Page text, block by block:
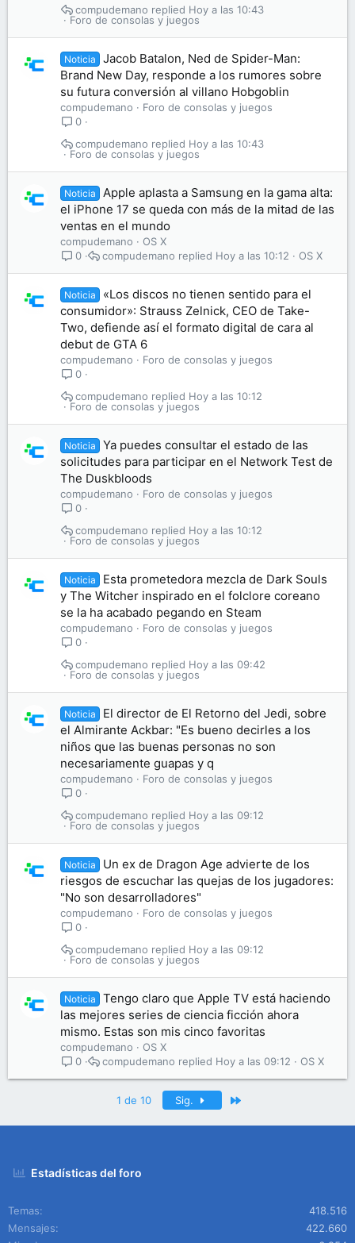
Foro de consolas y juegos
Hoy a las 10:43
compudemano
Noticia
Jacob Batalon, Ned de Spider-Man:
Brand New Day, responde a los rumores sobre
su futura conversión al villano Hobgoblin
compudemano
Foro de consolas y juegos
0
Foro de consolas y juegos
Hoy a las 10:43
compudemano
Noticia
Apple aplasta a Samsung en la gama alta:
el iPhone 17 se queda con más de la mitad de las
ventas en el mundo
compudemano
OS X
0
OS X
Hoy a las 10:12
compudemano
Noticia
«Los discos no tienen sentido para el
consumidor»: Strauss Zelnick, CEO de Take-
Two, defiende así el formato digital de cara al
debut de GTA 6
compudemano
Foro de consolas y juegos
0
Foro de consolas y juegos
Hoy a las 10:12
compudemano
Noticia
Ya puedes consultar el estado de las
solicitudes para participar en el Network Test de
The Duskbloods
compudemano
Foro de consolas y juegos
0
Foro de consolas y juegos
Hoy a las 10:12
compudemano
Noticia
Esta prometedora mezcla de Dark Souls
y The Witcher inspirado en el folclore coreano
se la ha acabado pegando en Steam
compudemano
Foro de consolas y juegos
0
Foro de consolas y juegos
Hoy a las 09:42
compudemano
Noticia
El director de El Retorno del Jedi, sobre
el Almirante Ackbar: "Es bueno decirles a los
niños que las buenas personas no son
necesariamente guapas y q
compudemano
Foro de consolas y juegos
0
Foro de consolas y juegos
Hoy a las 09:12
compudemano
Noticia
Un ex de Dragon Age advierte de los
riesgos de escuchar las quejas de los jugadores:
"No son desarrolladores"
compudemano
Foro de consolas y juegos
0
Foro de consolas y juegos
Hoy a las 09:12
compudemano
Noticia
Tengo claro que Apple TV está haciendo
las mejores series de ciencia ficción ahora
mismo. Estas son mis cinco favoritas
compudemano
OS X
0
OS X
Hoy a las 09:12
compudemano
1 de 10 Sig.
Estadísticas del foro
Temas
418.516
Mensajes
422.660